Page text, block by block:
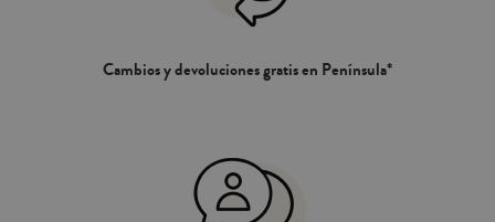
Cambios y devoluciones gratis en Península*